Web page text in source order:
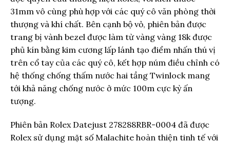
31mm vô cùng phù hợp với các quý cô văn phòng thời
thượng và khí chất. Bên cạnh bộ vỏ, phiên bản được
trang bị vành bezel được làm từ vàng vàng 18k được
phủ kín bằng kim cương lấp lánh tạo điểm nhấn thú vị
trên cổ tay của các quý cô, kết hợp núm điều chỉnh có
hệ thống chống thấm nước hai tầng Twinlock mang
tới khả năng chống nước ở mức 100m cực kỳ ấn
tượng.
Phiên bản Rolex Datejust 278288RBR-0004 đã được
Rolex sử dụng mặt số Malachite hoàn thiện tinh tế với